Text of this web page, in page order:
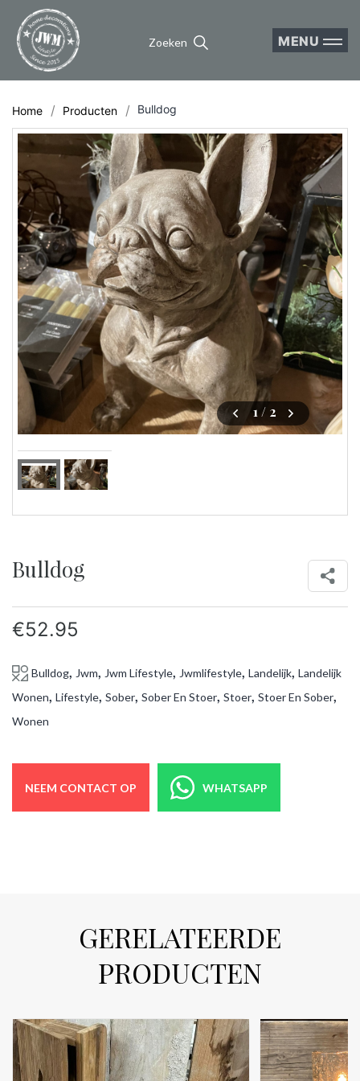
Zoeken MENU
Home Producten Bulldog
1 / 2
Bulldog
€52.95
Bulldog, Jwm, Jwm Lifestyle, Jwmlifestyle, Landelijk, Landelijk
Wonen, Lifestyle, Sober, Sober En Stoer, Stoer, Stoer En Sober,
Wonen
NEEM CONTACT OP WHATSAPP
GERELATEERDE
PRODUCTEN